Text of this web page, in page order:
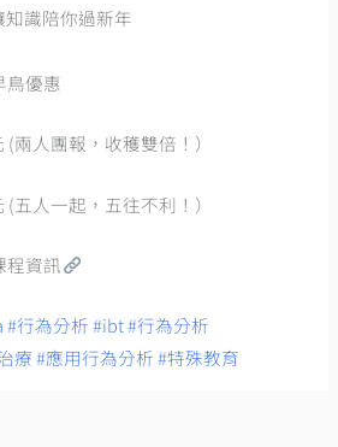
識陪你過新年
鳥優惠
兩人團報，收穫雙倍！）
人一起，五往不利！）
程資訊
#行為分析#ibt#行為分析
療#應用行為分析#特殊教育